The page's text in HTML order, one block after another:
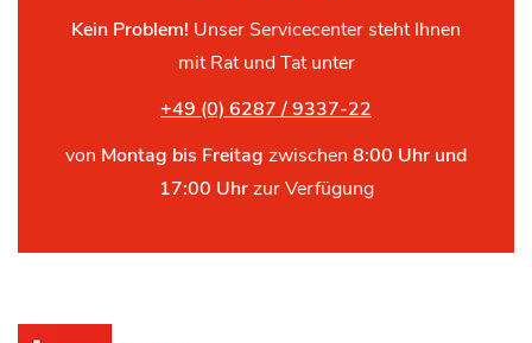
Kein Problem! Unser Servicecenter steht Ihnen
mit Rat und Tat unter
+49 (0) 6287 / 9337-22
von Montag bis Freitag zwischen 8:00 Uhr und
17:00 Uhrzur Verfügung